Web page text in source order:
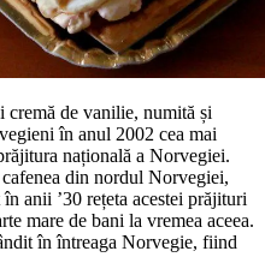
cremă de vanilie, numită și
în anul 2002 cea mai
națională a Norvegiei.
din nordul Norvegiei,
anii ’30 rețeta acestei prăjituri
mare de bani la vremea aceea.
în întreaga Norvegie, fiind